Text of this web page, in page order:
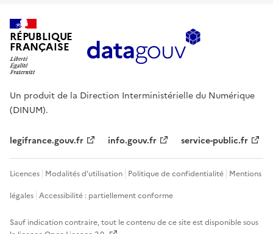
RÉPUBLIQUE
FRANÇAISE
Un produit de la Direction Interministérielle du Numérique
(DINUM).
legifrance.gouv.fr info.gouv.fr service-public.fr
Licences Modalités d'utilisation Politique de confidentialité Mentions
légales Accessibilité : partiellement conforme
Sauf indication contraire, tout le contenu de ce site est disponible sous